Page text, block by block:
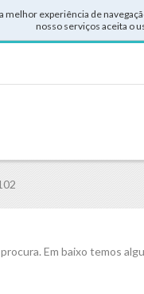
experiência de
nosso serviços aceita o
Em baixo temos